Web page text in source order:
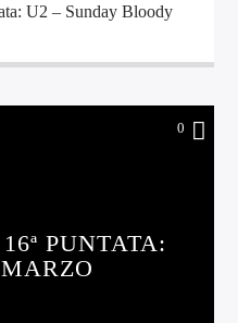
U2 – Sunday Bloody
0
PUNTATA: